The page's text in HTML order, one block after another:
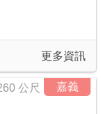
更多資訊
嘉義
公尺